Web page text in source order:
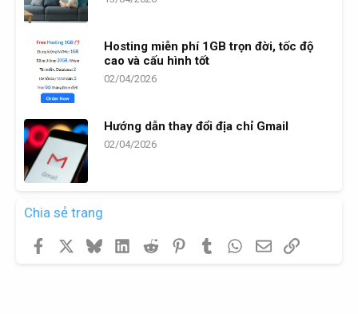
Hosting miễn phí 1GB trọn đời, tốc độ
cao và cấu hình tốt
02/04/2026
Hướng dẫn thay đổi địa chỉ Gmail
02/04/2026
Chia sẻ trang
Facebook BlueskyLinkedInReddit PinterestTumblr WhatsApp
EmailLink